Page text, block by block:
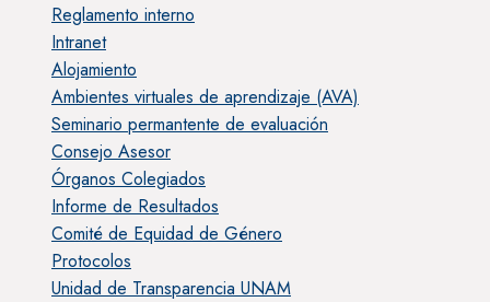
Reglamento interno
Intranet
Alojamiento
Ambientes virtuales de aprendizaje (AVA)
Seminario permantente de evaluación
Consejo Asesor
Órganos Colegiados
Informe de Resultados
Comité de Equidad de Género
Protocolos
Unidad de Transparencia UNAM